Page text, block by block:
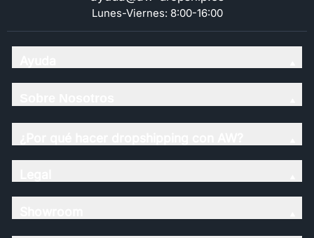
Lunes-Viernes: 8:00-16:00